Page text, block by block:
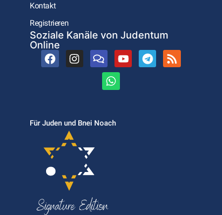
Kontakt
Registrieren
Soziale Kanäle von Judentum
Online
Für Juden und Bnei Noach